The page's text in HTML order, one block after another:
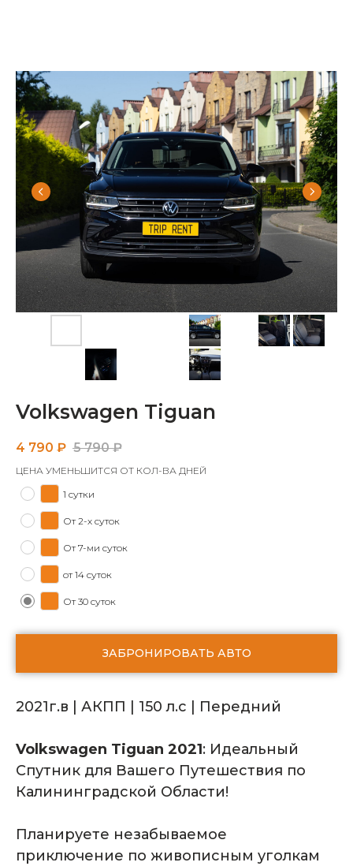
Volkswagen Tiguan
4 790 ₽ 5 790 ₽
ЦЕНА УМЕНЬШИТСЯ ОТ КОЛ-ВА ДНЕЙ
1 сутки
От 2-х суток
От 7-ми суток
от 14 суток
От 30 суток
ЗАБРОНИРОВАТЬ АВТО
2021г.в | АКПП | 150 л.с | Передний
Volkswagen Tiguan 2021: Идеальный
Спутник для Вашего Путешествия по
Калининградской Области!
Планируете незабываемое
приключение по живописным уголкам